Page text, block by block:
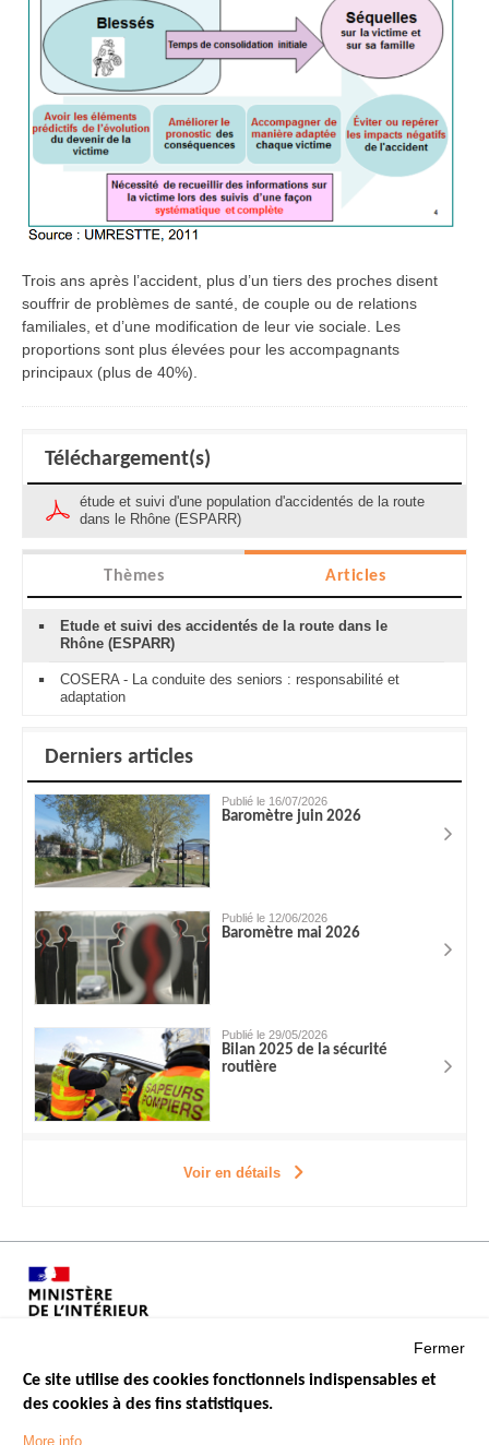
Trois ans après l’accident, plus d’un tiers des proches disent
souffrir de problèmes de santé, de couple ou de relations
familiales, et d’une modification de leur vie sociale. Les
proportions sont plus élevées pour les accompagnants
principaux (plus de 40%).
Téléchargement(s)
étude et suivi d'une population d'accidentés de la route
dans le Rhône (ESPARR)
Thèmes Articles
Etude et suivi des accidentés de la route dans le
Rhône (ESPARR)
COSERA - La conduite des seniors : responsabilité et
adaptation
Derniers articles
Publié le 16/07/2026
Baromètre juin 2026
Publié le 12/06/2026
Baromètre mai 2026
Publié le 29/05/2026
Bilan 2025 de la sécurité
routière
Voir en détails
Menu
LES SITES PUBLICS
Fermer
Ce site utilise des cookies fonctionnels indispensables et
des cookies à des fins statistiques.
More info